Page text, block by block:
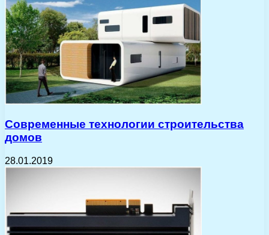
Современные технологии строительства
домов
28.01.2019